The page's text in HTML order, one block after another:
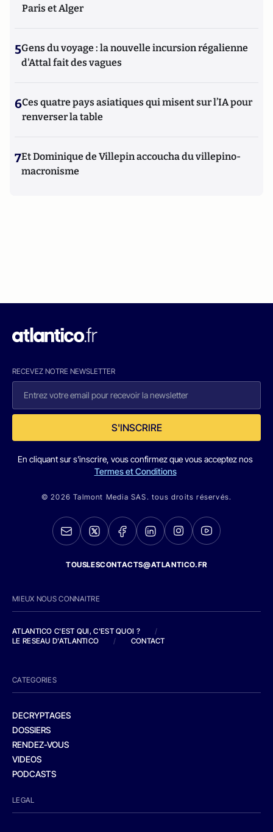
Paris et Alger
5Gens du voyage : la nouvelle incursion régalienne
d'Attal fait des vagues
6Ces quatre pays asiatiques qui misent sur l’IA pour
renverser la table
7Et Dominique de Villepin accoucha du villepino-
macronisme
RECEVEZ NOTRE NEWSLETTER
S'INSCRIRE
En cliquant sur s'inscrire, vous confirmez que vous acceptez nos
Termes et Conditions
© 2026 Talmont Media SAS. tous droits réservés.
TOUSLESCONTACTS@ATLANTICO.FR
MIEUX NOUS CONNAITRE
ATLANTICO C'EST QUI, C'EST QUOI ?
/
LE RESEAU D'ATLANTICO
/ CONTACT
CATEGORIES
DECRYPTAGES
DOSSIERS
RENDEZ-VOUS
VIDEOS
PODCASTS
LEGAL